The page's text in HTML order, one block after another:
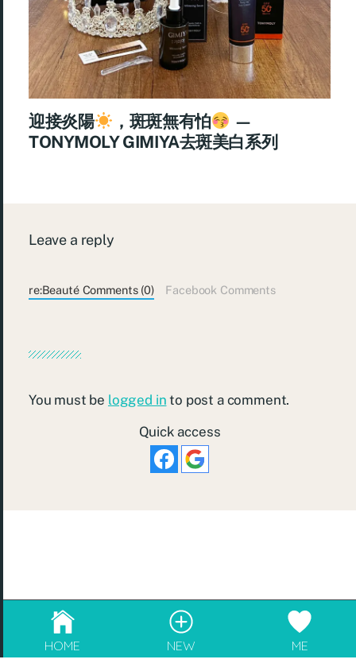
成為blogger，請電郵至 info@rebeaute.hk
迎接炎陽 ，斑斑無有怕
—
TONYMOLY GIMIYA去斑美白系列
Leave a reply
re:Beauté Comments (0) Facebook Comments
You must be logged in to post a comment.
Quick access
© 2026 re:Beauté
HOME NEW ME